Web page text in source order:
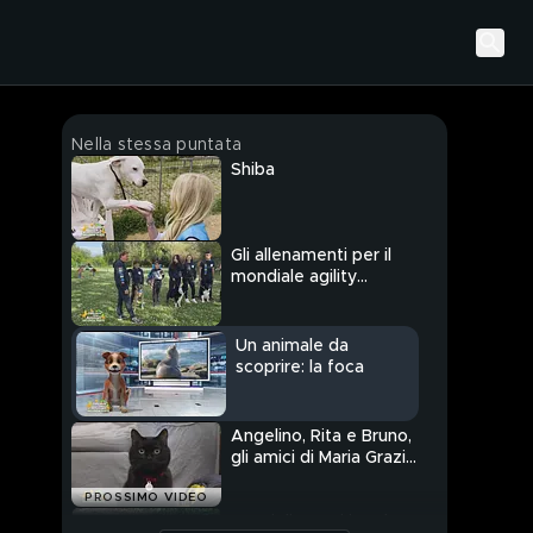
Nella stessa puntata
Shiba
Gli allenamenti per il
mondiale agility
Un animale da
scoprire: la foca
PROSSIMO VIDEO
Angelino, Rita e Bruno,
gli amici di Maria Grazia